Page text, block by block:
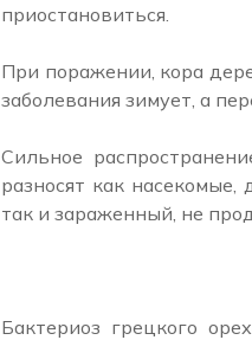
приостановиться.
При поражении, кора
заболевания зимует, а
Сильное
разносят как насекомые,
так и зараженный, не
Бактериоз грецкого